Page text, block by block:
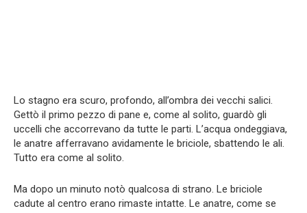
Lo stagno era scuro, profondo, all’ombra dei vecchi salici.
Gettò il primo pezzo di pane e, come al solito, guardò gli
uccelli che accorrevano da tutte le parti. L’acqua ondeggiava,
le anatre afferravano avidamente le briciole, sbattendo le ali.
Tutto era come al solito.
Ma dopo un minuto notò qualcosa di strano. Le briciole
cadute al centro erano rimaste intatte. Le anatre, come se